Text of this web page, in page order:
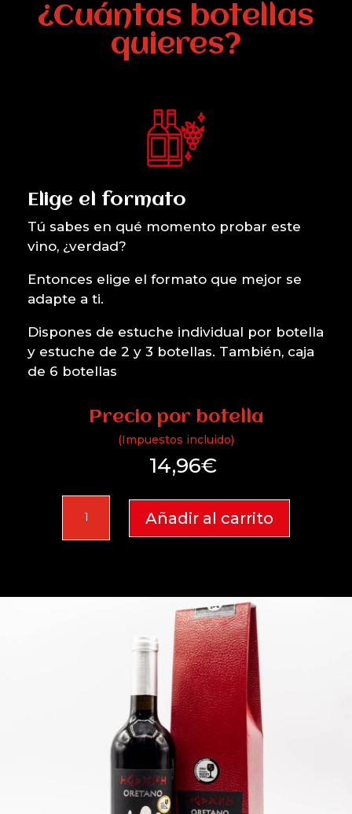
¿Cuántas botellas
quieres?
Elige el formato
Tú sabes en qué momento probar este
vino, ¿verdad?
Entonces elige el formato que mejor se
adapte a ti.
Dispones de estuche individual por botella
y estuche de 2 y 3 botellas. También, caja
de 6 botellas
Precio por botella
(Impuestos incluido)
14,96€
2024
cantidad
Añadir al carrito